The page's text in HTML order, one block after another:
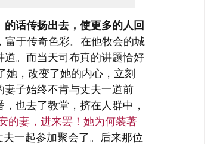
话传扬出去，使更多的人回
于传奇色彩。在他牧会的城
。而当天司布真的讲题恰好
她，改变了她的内心，立刻
子始终不肯与丈夫一道前
也去了教堂，挤在人群中，
的妻，进来罢！她为何装著
一起参加聚会了。后来那位